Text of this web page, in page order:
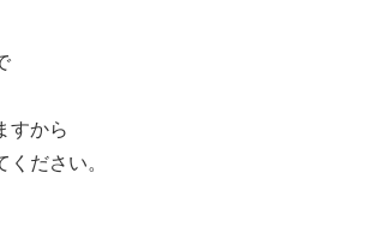
すから
ださい。